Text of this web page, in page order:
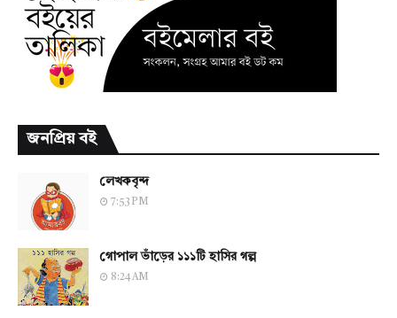
জনপ্রিয় বই
লেখকবৃন্দ
7:53 PM
গোপাল ভাঁড়ের ১১১টি হাসির গল্প
8:24 AM